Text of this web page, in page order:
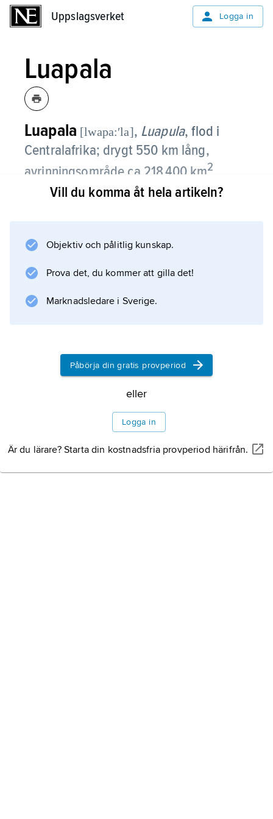
Uppslagsverket Logga in
Luapala
Luapala [lwapa:ʹla], Luapula,flod i
Centralafrika; drygt 550 km lång,
avrinningsområde ca 218 400 km2
Luapala uppstår i nordvästra Zambia, flyter
bildar Kongofloden. Övre delen kallas
Chambeshi och den nedre Luvua.
Vill du komma åt hela artikeln?
Objektiv och pålitlig kunskap.
Prova det, du kommer att gilla det!
Marknadsledare i Sverige.
Påbörja din gratis provperiod
eller
Logga in
Är du lärare? Starta din kostnadsfria provperiod härifrån.